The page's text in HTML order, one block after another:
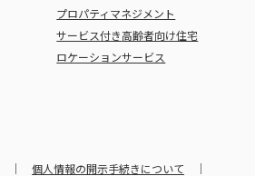
プロパティマネジメント
サービス付き高齢者向け住宅
ロケーションサービス
個人情報の開示手続きについて